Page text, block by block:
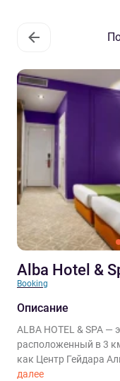
Alba Hotel &
Booking
Описание
ALBA HOTEL & SPA —
расположенный в 3
как Центр Гейдара
далее